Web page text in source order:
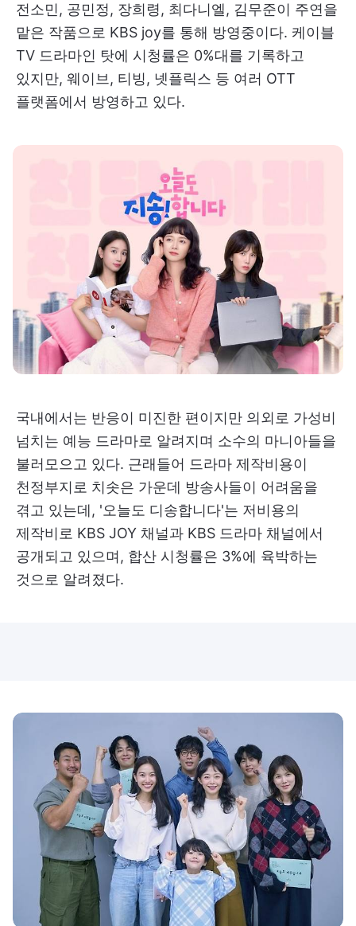
전소민, 공민정, 장희령, 최다니엘, 김무준이 주연을
맡은 작품으로 KBS joy를 통해 방영중이다. 케이블
TV 드라마인 탓에 시청률은 0%대를 기록하고
있지만, 웨이브, 티빙, 넷플릭스 등 여러 OTT
플랫폼에서 방영하고 있다.
국내에서는 반응이 미진한 편이지만 의외로 가성비
넘치는 예능 드라마로 알려지며 소수의 마니아들을
불러모으고 있다. 근래들어 드라마 제작비용이
천정부지로 치솟은 가운데 방송사들이 어려움을
겪고 있는데, '오늘도 디송합니다'는 저비용의
제작비로 KBS JOY 채널과 KBS 드라마 채널에서
공개되고 있으며, 합산 시청률은 3%에 육박하는
것으로 알려졌다.